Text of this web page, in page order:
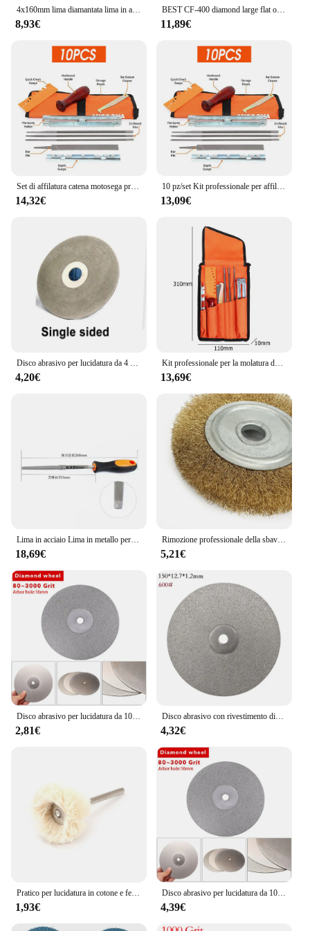
4x160mm lima diamantata lima in acciaio utensili per rettifica in metallo sabbia in acciaio legato Fine assortiti coltello da fermo piatto piccolo coltello da fermo piatto
8,93€
BEST CF-400 diamond large flat oblique file flat shaping file in acciaio legato set in lega di diamanti file conici diamantati 12 pz/set
11,89€
Set di affilatura catena motosega professionale Kit guida File motosega con borsa strumenti per affilare File rotondi/piatti per la lavorazione del legno
14,32€
10 pz/set Kit professionale per affilare la catena della motosega Righello di misurazione Pulitore per scanalature Strumento per calibro di profondità per lime rotonde/piatte
13,09€
4,20€
Kit professionale per la molatura della catena della motosega Set per affilare la catena della motosega con borsa strumenti per affilare i File rotondi/piatti per carpenteria
13,69€
18,69€
Rimozione professionale della sbavatura in metallo morbido piatto in ottone spazzola in filo di rame ruota lucidante aggraffata 100/125/150/200/250mm
5,21€
2,81€
Disco abrasivo con rivestimento diamantato a grana 80-3000da 6 pollici ruote per molatura a giro piatto per affilare ruote per lucidatura di gioielli strumenti per la lavorazione del legno
4,32€
1,93€
Disco abrasivo per lucidatura da 100mm 600/800/1200/3000 grana L disco abrasivo per lucidatura di gioielli lapidario con rivestimento in diamante
4,39€